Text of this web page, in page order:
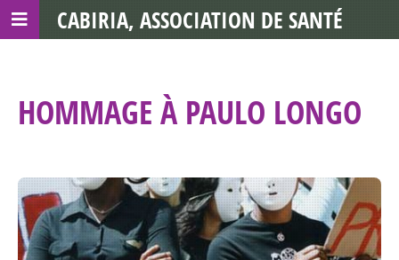
HOMMAGE À PAULO LONGO
CABIRIA, ASSOCIATION DE SANTÉ